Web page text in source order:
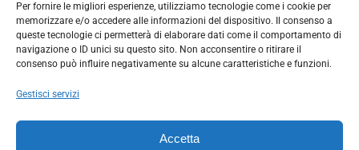
Per fornire le migliori esperienze, utilizziamo tecnologie come i cookie per
memorizzare e/o accedere alle informazioni del dispositivo. Il consenso a
queste tecnologie ci permetterà di elaborare dati come il comportamento di
navigazione o ID unici su questo sito. Non acconsentire o ritirare il
consenso può influire negativamente su alcune caratteristiche e funzioni.
Gestisci servizi
Accetta
La Società ha nominato il Responsabile della Protezione dei Dati Personali (DPO), figura specializzata che vigila sulle modalità
adottate dalla nostra Società per tutelare i Suoi dati personali.
Per contattare il DPO può scrivere a